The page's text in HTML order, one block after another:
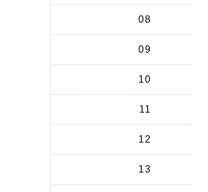
08
09
10
11
12
13